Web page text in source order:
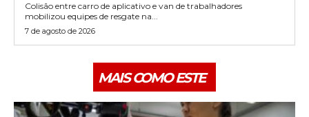
Colisão entre carro de aplicativo e van de trabalhadores
mobilizou equipes de resgate na...
7 de agosto de 2026
MAIS COMO ESTE